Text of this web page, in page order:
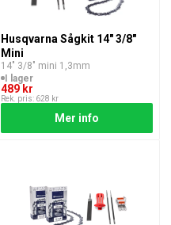
Husqvarna Sågkit 14" 3/8"
Mini
14″ 3/8″ mini 1,3mm
I lager
489 kr
Rek. pris: 628 kr
Mer info